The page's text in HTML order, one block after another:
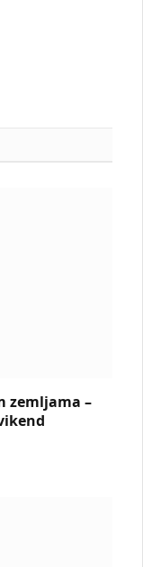
zemljama –